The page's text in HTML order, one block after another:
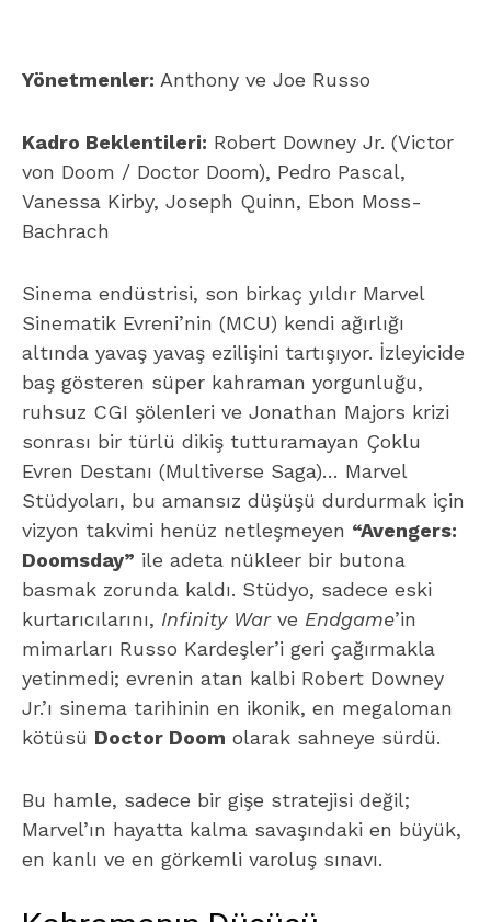
Yönetmenler: Anthony ve Joe Russo
Kadro Beklentileri: Robert Downey Jr. (Victor
von Doom / Doctor Doom), Pedro Pascal,
Vanessa Kirby, Joseph Quinn, Ebon Moss-
Bachrach
Sinema endüstrisi, son birkaç yıldır Marvel
Sinematik Evreni’nin (MCU) kendi ağırlığı
altında yavaş yavaş ezilişini tartışıyor. İzleyicide
baş gösteren süper kahraman yorgunluğu,
ruhsuz CGI şölenleri ve Jonathan Majors krizi
sonrası bir türlü dikiş tutturamayan Çoklu
Evren Destanı (Multiverse Saga)… Marvel
Stüdyoları, bu amansız düşüşü durdurmak için
vizyon takvimi henüz netleşmeyen “Avengers:
Doomsday” ile adeta nükleer bir butona
basmak zorunda kaldı. Stüdyo, sadece eski
kurtarıcılarını, Infinity Warve Endgame’in
mimarları Russo Kardeşler’i geri çağırmakla
yetinmedi; evrenin atan kalbi Robert Downey
Jr.’ı sinema tarihinin en ikonik, en megaloman
kötüsü Doctor Doom olarak sahneye sürdü.
Bu hamle, sadece bir gişe stratejisi değil;
Marvel’ın hayatta kalma savaşındaki en büyük,
en kanlı ve en görkemli varoluş sınavı.